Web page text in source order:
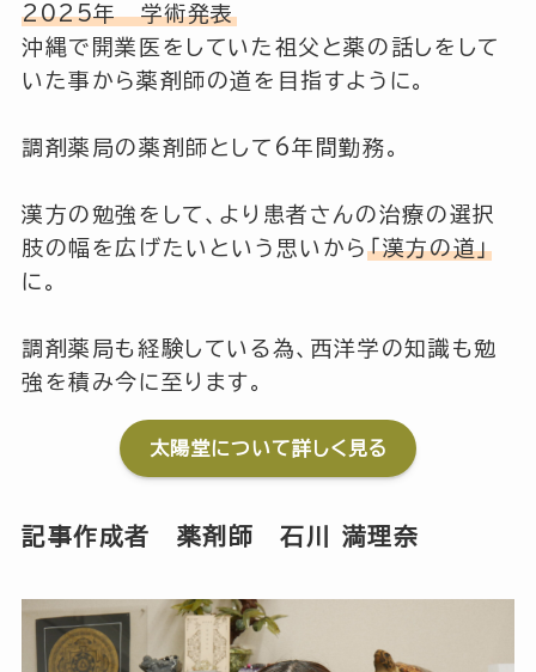
2025年 学術発表
沖縄で開業医をしていた祖父と薬の話しをして
いた事から薬剤師の道を目指すように。
調剤薬局の薬剤師として6年間勤務。
漢方の勉強をして、より患者さんの治療の選択
肢の幅を広げたいという思いから「漢方の道」
に。
調剤薬局も経験している為、西洋学の知識も勉
強を積み今に至ります。
太陽堂について詳しく見る
記事作成者 薬剤師石川 満理奈